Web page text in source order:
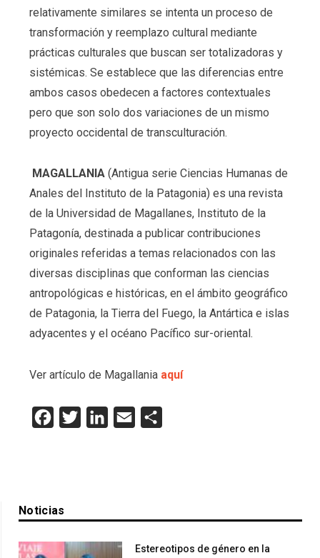
relativamente similares se intenta un proceso de
transformación y reemplazo cultural mediante
prácticas culturales que buscan ser totalizadoras y
sistémicas. Se establece que las diferencias entre
ambos casos obedecen a factores contextuales
pero que son solo dos variaciones de un mismo
proyecto occidental de transculturación.
MAGALLANIA(Antigua serie Ciencias Humanas de
Anales del Instituto de la Patagonia) es una revista
de la Universidad de Magallanes, Instituto de la
Patagonía, destinada a publicar contribuciones
originales referidas a temas relacionados con las
diversas disciplinas que conforman las ciencias
antropológicas e históricas, en el ámbito geográfico
de Patagonia, la Tierra del Fuego, la Antártica e islas
adyacentes y el océano Pacífico sur-oriental.
Ver artículo de Magallania aquí
Facebook
Twitter LinkedInEmail
Noticias
Estereotipos de género en la